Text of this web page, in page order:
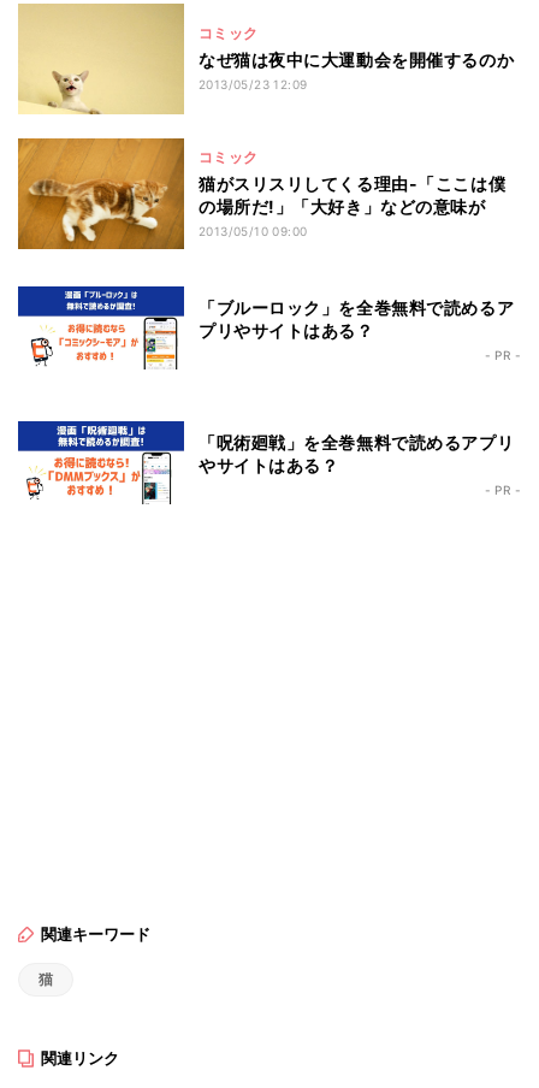
コミック
なぜ猫は夜中に大運動会を開催するのか
2013/05/23 12:09
コミック
猫がスリスリしてくる理由-「ここは僕
の場所だ!」「大好き」などの意味が
2013/05/10 09:00
「ブルーロック」を全巻無料で読めるア
プリやサイトはある？
- PR -
「呪術廻戦」を全巻無料で読めるアプリ
やサイトはある？
- PR -
関連キーワード
猫
関連リンク